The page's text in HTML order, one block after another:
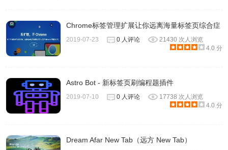
Chrome标签管理扩展让你远离海量标签页综合症
2019-07-23 0 人评论
21430 次人浏览
4.0 分
Astro Bot - 新标签页刷编程题插件
2019-07-10 0 人评论
17738 次人浏览
4.0 分
Dream Afar New Tab（远方 New Tab）